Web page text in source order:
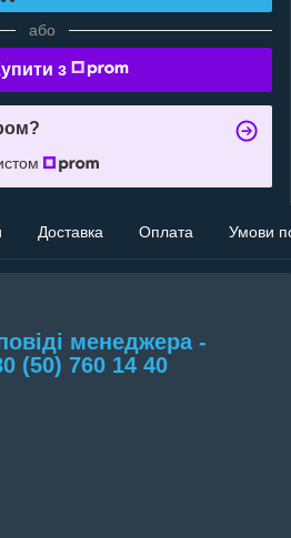
або
з
Доставка Оплата Умови
менеджера -
(50) 760 14 40